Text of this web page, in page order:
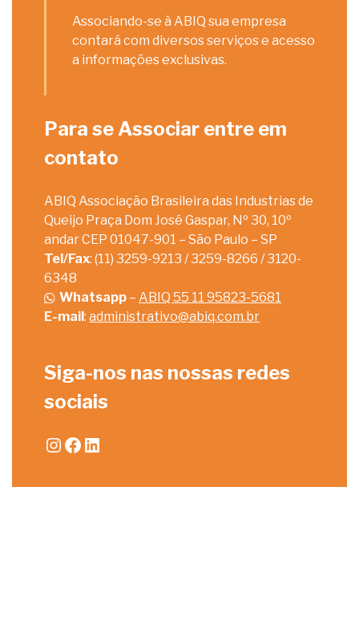
Associando-se à ABIQ sua empresa
contará com diversos serviços e acesso
a informações exclusivas.
Para se Associar entre em
contato
ABIQ Associação Brasileira das Industrias de
Queijo Praça Dom José Gaspar, Nº 30, 10º
andar CEP 01047-901 – São Paulo – SP
Tel/Fax: (11) 3259-9213 / 3259-8266 / 3120-
6348
Whatsapp – ABIQ 55 11 95823-5681
E-mail: administrativo@abiq.com.br
Siga-nos nas nossas redes
sociais
Instagram
Facebook
LinkedIn